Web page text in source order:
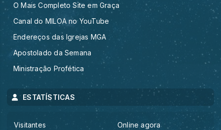
O Mais Completo Site em Graça
Canal do MILOA no YouTube
Endereços das Igrejas MGA
Apostolado da Semana
Ministração Profética
ESTATÍSTICAS
Visitantes
Online agora